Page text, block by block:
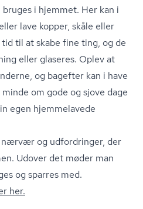
i hjemmet. Her kan i
lave kopper, skåle eller
til at skabe fine ting, og de
eller glaseres. Oplev at
og bagefter kan i have
om gode og sjove dage
egen hjemmelavede
og udfordringer, der
Udover det møder man
og sparres med.
her.